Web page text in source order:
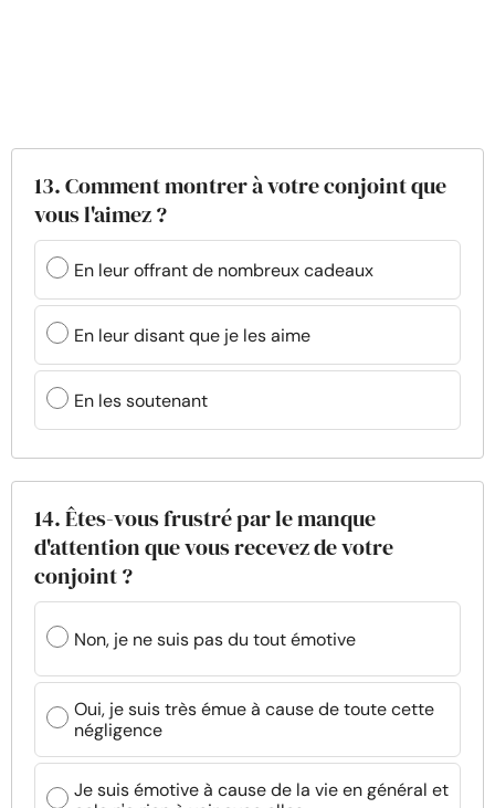
13. Comment montrer à votre conjoint que
vous l'aimez ?
En leur offrant de nombreux cadeaux
En leur disant que je les aime
En les soutenant
14. Êtes-vous frustré par le manque
d'attention que vous recevez de votre
conjoint ?
Non, je ne suis pas du tout émotive
Oui, je suis très émue à cause de toute cette
négligence
Je suis émotive à cause de la vie en général et